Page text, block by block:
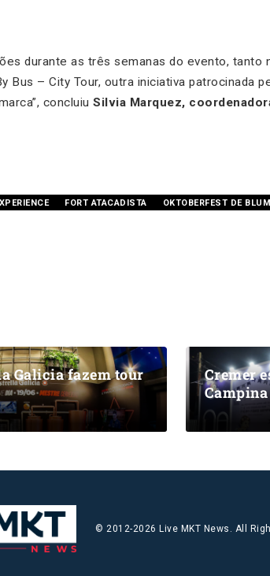
durante as três semanas do evento, tanto
Bus – City Tour, outra iniciativa patrocinada
”, concluiu Silvia Marquez,
FORT ATACADISTA OKTOBERFEST DE
Galicia fazem tour
Cremer
© 2012-2026 Live MKT News. All